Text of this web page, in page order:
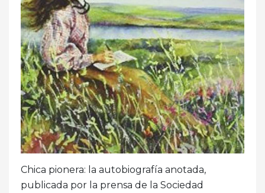
Chica pionera: la autobiografía anotada,
publicada por la prensa de la Sociedad